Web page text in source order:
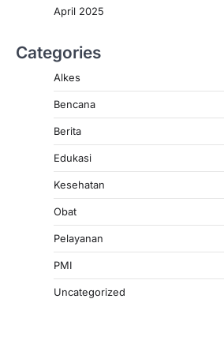
April 2025
Categories
Alkes
Bencana
Berita
Edukasi
Kesehatan
Obat
Pelayanan
PMI
Uncategorized